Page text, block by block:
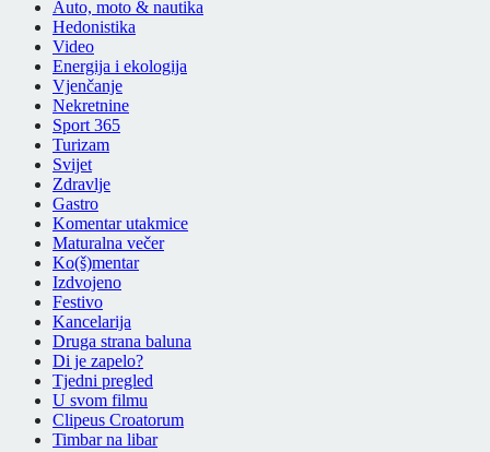
Auto, moto & nautika
Hedonistika
Video
Energija i ekologija
Vjenčanje
Nekretnine
Sport 365
Turizam
Svijet
Zdravlje
Gastro
Komentar utakmice
Maturalna večer
Ko(š)mentar
Izdvojeno
Festivo
Kancelarija
Druga strana baluna
Di je zapelo?
Tjedni pregled
U svom filmu
Clipeus Croatorum
Timbar na libar